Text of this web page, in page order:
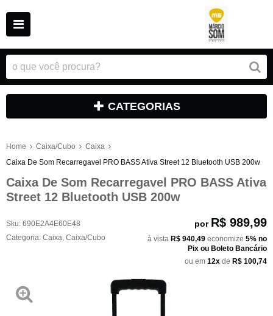
CATEGORIAS
Home Caixa/Cubo
Caixa
Caixa De Som Recarregavel PRO BASS Ativa Street 12 Bluetooth USB 200w
Caixa De Som Recarregavel PRO BASS Ativa
Street 12 Bluetooth USB 200w
Sku: 690E2A4E60E48
Categoria: Caixa Caixa/Cubo
por R$ 989,99
à vista R$ 940,49 economize 5% no
Pix ou Boleto Bancário
ou em 12x de R$ 100,74